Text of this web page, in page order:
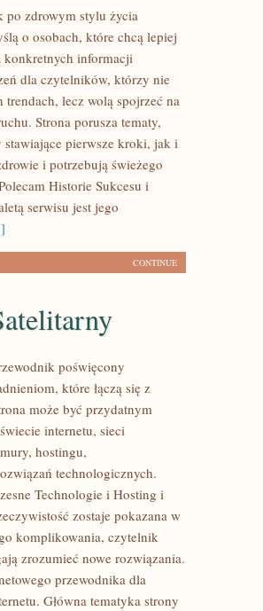
po zdrowym stylu życia
o osobach, które chcą lepiej
konkretnych informacji
dla czytelników, którzy nie
trendach, lecz wolą spojrzeć na
Strona porusza tematy,
stawiające pierwsze kroki, jak i
i potrzebują świeżego
Historie Sukcesu i
serwisu jest jego
CONTINUE
poświęcony
które łączą się z
może być przydatnym
internetu, sieci
hostingu,
technologicznych.
Technologie i Hosting i
zostaje pokazana w
komplikowania, czytelnik
zrozumieć nowe rozwiązania.
przewodnika dla
Główna tematyka strony